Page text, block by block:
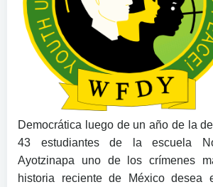
Democrática luego de un año de la
43 estudiantes de la escuela
Ayotzinapa uno de los crímenes
historia reciente de México desea